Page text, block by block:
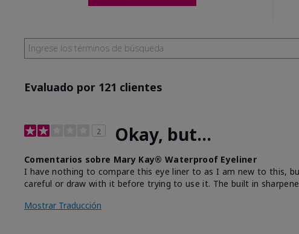
Evaluado por 121 clientes
2 Okay, but...
Comentarios sobre Mary Kay® Waterproof Eyeliner
I have nothing to compare this eye liner to as I am new to this,
careful or draw with it before trying to use it. The built in
Mostrar Traducción